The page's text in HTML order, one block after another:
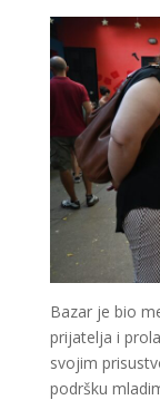
Bazar je bio
prijatelja i
svojim
podršku